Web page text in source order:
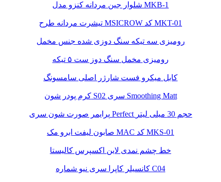
شلوار جین مردانه کنزو مدل MKB-1
تیشرت مردانه طرح MSICROW کد MKT-01
رومیزی سه تیکه سنگ دوزی شده جنس مخمل
رومیزی مخمل سنگ دوز ست ۵ تیکه
کابل میکرو فست شارژر اصلی سامسونگ
کرم پودر شون S02 سری Smoothing Matt
پرایمر صورت شون سری Perfect حجم 30 میلی لیتر
صابون لیفت ابرو مک MAC کد MKS-01
خط چشم نمدی لاین اکسپرس کالیستا
کانسیلر کاپرا سری نیو شماره C04